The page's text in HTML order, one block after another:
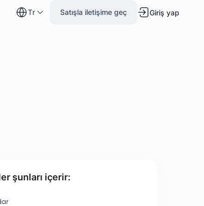
tr Satışla iletişime geç Giriş yap
şunları içerir: